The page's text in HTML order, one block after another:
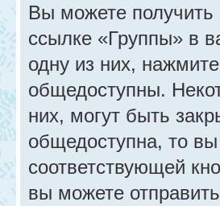
Вы можете
ссылке «Группы» в
одну из них,
общедоступны.
них, могут быть
общедоступна, то
соответствующей
вы можете